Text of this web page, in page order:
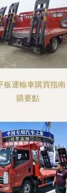
板運輸車購買指
購要點